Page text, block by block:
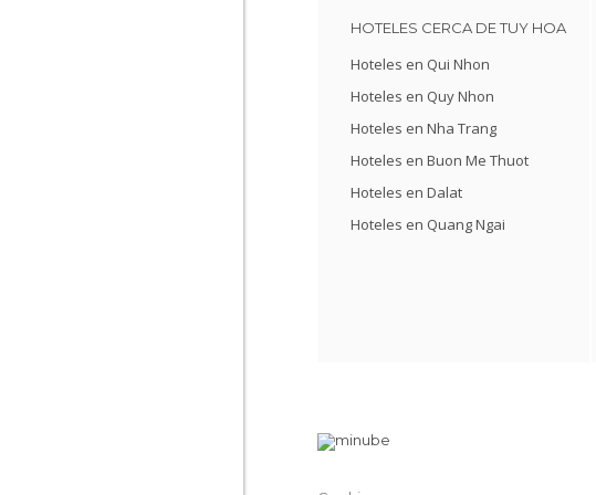
HOTELES CERCA DE TUY HOA
Hoteles en Qui Nhon
Hoteles en Quy Nhon
Hoteles en Nha Trang
Hoteles en Buon Me Thuot
Hoteles en Dalat
Hoteles en Quang Ngai